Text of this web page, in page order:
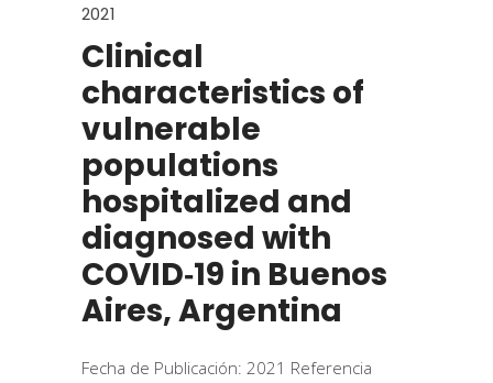
2021
Clinical
characteristics of
vulnerable
populations
hospitalized and
diagnosed with
COVID‑19 in Buenos
Aires, Argentina
Fecha de Publicación: 2021 Referencia